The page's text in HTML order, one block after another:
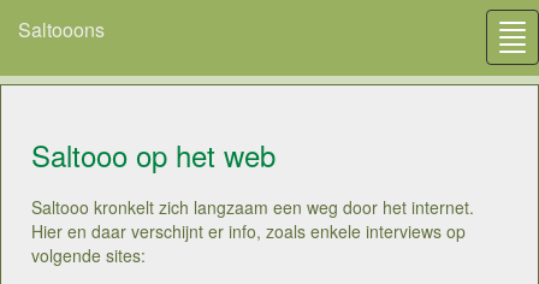
Saltooons
Saltooo op het web
Saltooo kronkelt zich langzaam een weg door het internet.
Hier en daar verschijnt er info, zoals enkele interviews op
volgende sites: